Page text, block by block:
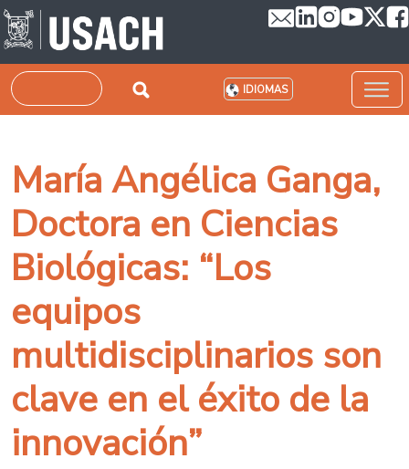
Pasar al contenido principal
Buscar IDIOMAS
María Angélica Ganga,
Doctora en Ciencias
Biológicas: “Los
equipos
multidisciplinarios son
clave en el éxito de la
innovación”